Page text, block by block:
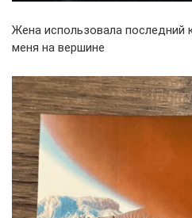
Жена использовала последний
меня на вершине